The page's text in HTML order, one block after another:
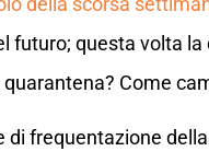
futuro; questa volta
Come
di frequentazione